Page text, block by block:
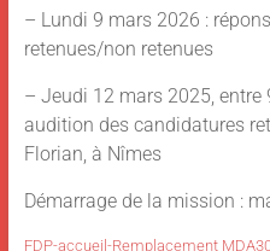
– Lundi 9 mars 2026 :
retenues/non retenues
– Jeudi 12 mars 2025, entre
audition des candidatures
Florian, à Nîmes
Démarrage de la mission :
FDP-accueil-Remplacement